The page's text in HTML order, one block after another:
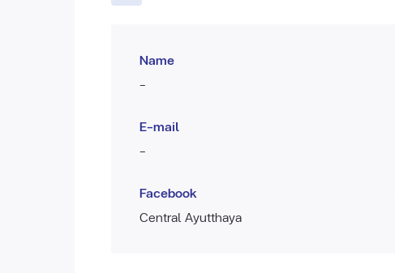
Name
-
E-mail
-
Facebook
Central Ayutthaya